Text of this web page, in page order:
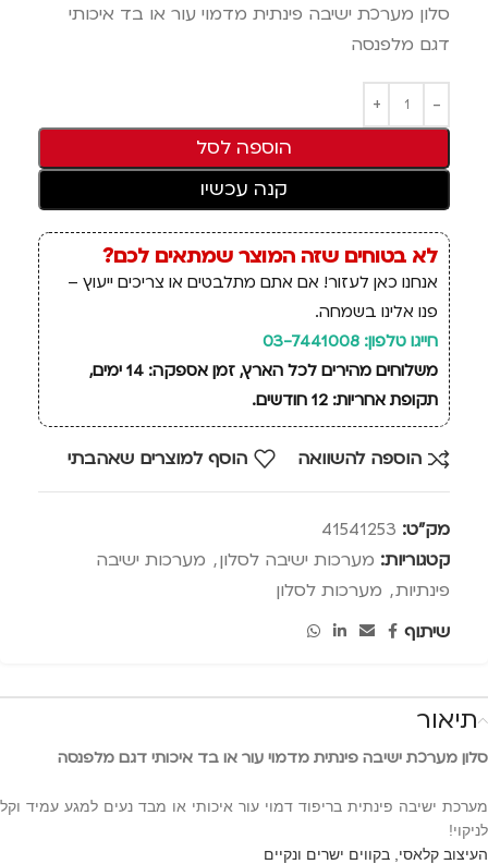
סלון מערכת ישיבה פינתית מדמוי עור או בד איכותי
דגם מלפנסה
הוספה לסל
קנה עכשיו
לא בטוחים שזה המוצר שמתאים לכם?
אנחנו כאן לעזור! אם אתם מתלבטים או צריכים ייעוץ –
פנו אלינו בשמחה.
חייגו טלפון: 03-7441008
משלוחים מהירים לכל הארץ, זמן אספקה: 14 ימים,
תקופת אחריות: 12 חודשים.
הוספה להשוואה הוסף למוצרים שאהבתי
מק"ט: 41541253
קטגוריות: מערכות ישיבה לסלון, מערכות ישיבה
פינתיות, מערכות לסלון
שיתוף
תיאור
סלון מערכת ישיבה פינתית מדמוי עור או בד איכותי דגם מלפנסה
מערכת ישיבה פינתית בריפוד דמוי עור איכותי או מבד נעים למגע עמיד וקל
לניקוי!
העיצוב קלאסי, בקווים ישרים ונקיים